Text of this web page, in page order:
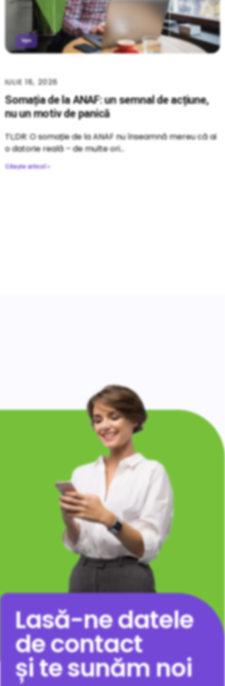
Somația de la ANAF: un semnal de acțiune,
nu un motiv de panică
IULIE 16, 2026
TL;DR: O somație de la ANAF nu înseamnă mereu că ai
o datorie reală – de multe ori
Citește articol »
Lasă-ne datele
de contact
și te sunăm noi